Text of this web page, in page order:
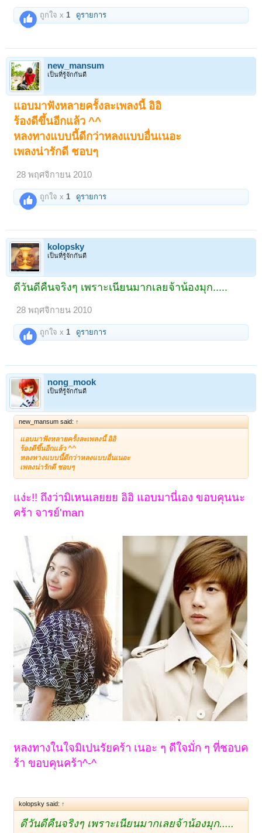
ถูกใจ x1 ดูรายการ
new_mansum
เป็นที่รู้จักกันดี
แอบมาฟังหลายครั้งละเพลงนี้ อิอิ
ร้องดีขึ้นอีกแล้ว ^^
หลงทางแบบนี้ดีกว่าหลงแบบอื่นเนอะ
เพลงน่ารักดี ชอบๆ
28 พฤศจิกายน 2010
ถูกใจ x 1 ดูรายการ
kolopsky
เป็นที่รู้จักกันดี
ดีวันดีคืนจริงๆ เพราะเนียนมากเลยจ้าน้องมุก.....
28 พฤศจิกายน 2010
ถูกใจ x1 ดูรายการ
nong_mook
เป็นที่รู้จักกันดี
new_mansum said: ↑
แอบมาฟังหลายครั้งละเพลงนี้ อิอิ
ร้องดีขึ้นอีกแล้ว ^^
หลงทางแบบนี้ดีกว่าหลงแบบอื่นเนอะ
เพลงน่ารักดี ชอบๆ
แง่ะ!! ถึงว่ามิเหนเลยยย อิอิ แอบมานี่เอง ขอบคุนนะ
คร้า จารย์'man
หลงทางในใจมิเปนรัยคร้า เนอะ ๆ ดีใจมั่ก ๆ ที่ชอบค
ร้า ขอบคุนคร้า^-^
kolopsky said: ↑
ดีวันดีคืนจริงๆ เพราะเนียนมากเลยจ้าน้องมุก.....